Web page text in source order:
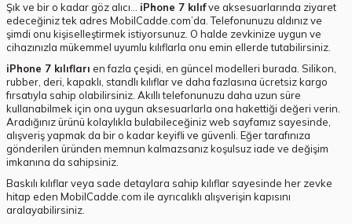
Şık ve bir o kadar göz alıcı... iPhone 7 kılıfve aksesuarlarında ziyaret
edeceğiniz tek adres MobilCadde.com’da. Telefonunuzu aldınız ve
şimdi onu kişiselleştirmek istiyorsunuz. O halde zevkinize uygun ve
cihazınızla mükemmel uyumlu kılıflarla onu emin ellerde tutabilirsiniz.
iPhone 7 kılıfları en fazla çeşidi, en güncel modelleri burada. Silikon,
rubber, deri, kapaklı, standlı kılıflar ve daha fazlasına ücretsiz kargo
fırsatıyla sahip olabilirsiniz. Akıllı telefonunuzu daha uzun süre
kullanabilmek için ona uygun aksesuarlarla ona hakettiği değeri verin.
Aradığınız ürünü kolaylıkla bulabileceğiniz web sayfamız sayesinde,
alışveriş yapmak da bir o kadar keyifli ve güvenli. Eğer tarafınıza
gönderilen üründen memnun kalmazsanız koşulsuz iade ve değişim
imkanına da sahipsiniz.
Baskılı kılıflar veya sade detaylara sahip kılıflar sayesinde her zevke
hitap eden MobilCadde.com ile ayrıcalıklı alışverişin kapısını
aralayabilirsiniz.